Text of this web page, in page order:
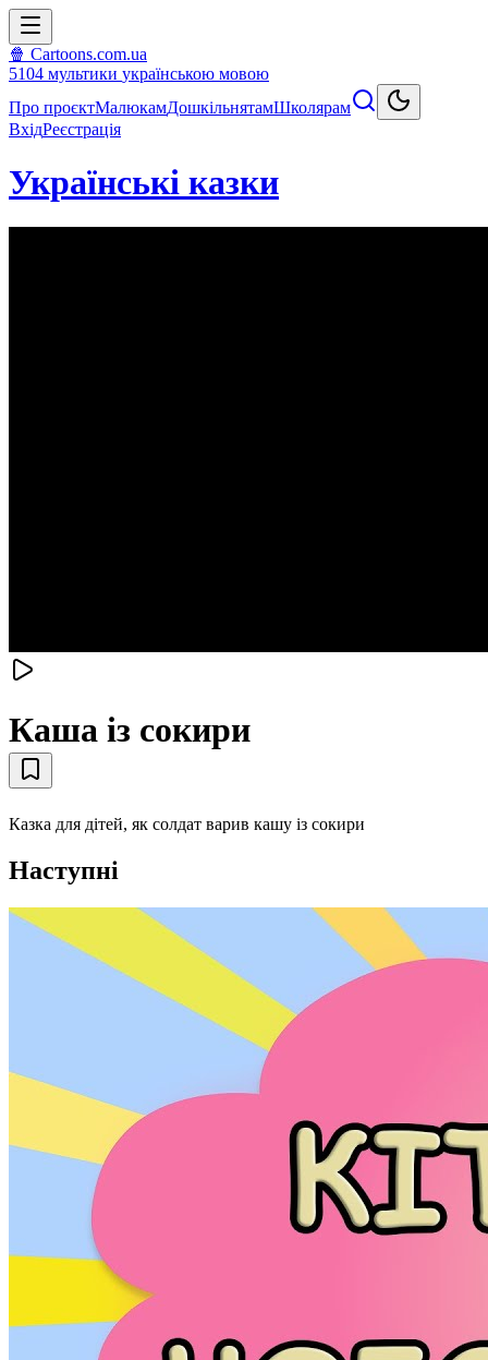
🍿 Cartoons.com.ua
5104 мультики українською мовою
Про проєктМалюкамДошкільнятамШколярам
ВхідРеєстрація
Українські казки
Каша із сокири
Казка для дітей, як солдат варив кашу із сокири
Наступні